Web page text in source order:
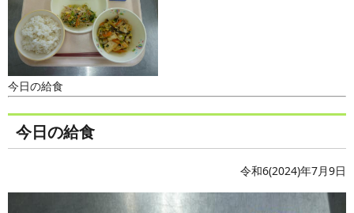
今日の給食
今日の給食
令和6(2024)年7月9日